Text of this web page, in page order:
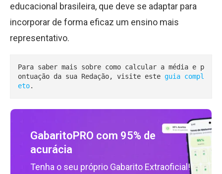
educacional brasileira, que deve se adaptar para
incorporar de forma eficaz um ensino mais
representativo.
Para saber mais sobre como calcular a média e p
ontuação da sua Redação, visite este guia compl
eto.
GabaritoPRO com 95% de
acurácia
Tenha o seu próprio Gabarito Extraoficial!